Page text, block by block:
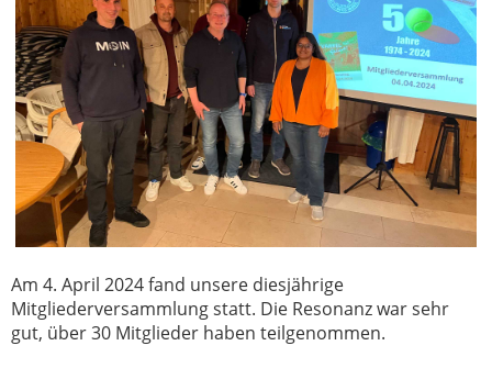
Am 4. April 2024 fand unsere diesjährige
Mitgliederversammlung statt. Die Resonanz war sehr
gut, über 30 Mitglieder haben teilgenommen.